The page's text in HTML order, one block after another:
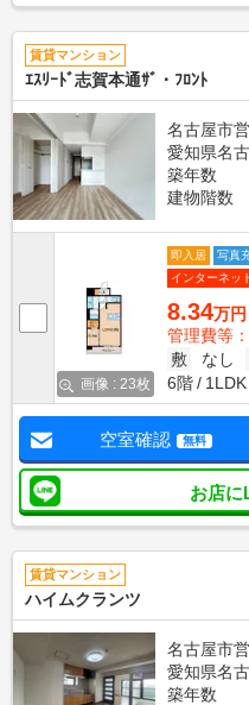
賃貸マンション
ｴｽﾘｰﾄﾞ志賀本通ｻﾞ・ﾌﾛﾝﾄ
名古屋市
愛知県名
築年数
建物階数
画像 : 23枚
即入居 写真
インターネッ
8.34万円
管理費等
敷
なし
6階
1LDK
空室確認 無料
お店に
賃貸マンション
ハイムクランツ
名古屋市
愛知県名
築年数